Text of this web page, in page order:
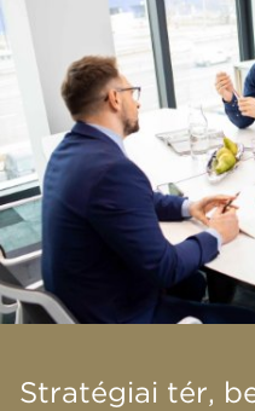
Stratégiai tér,